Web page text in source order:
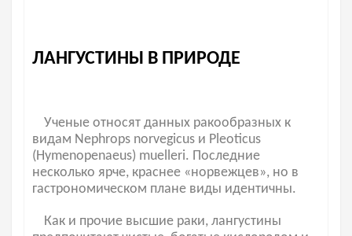
ЛАНГУСТИНЫ В ПРИРОДЕ
Ученые относят данных ракообразных к
видам Nephrops norvegicus и Pleoticus
(Hymenopenaeus) muelleri. Последние
несколько ярче, краснее «норвежцев», но в
гастрономическом плане виды идентичны.
Как и прочие высшие раки, лангустины